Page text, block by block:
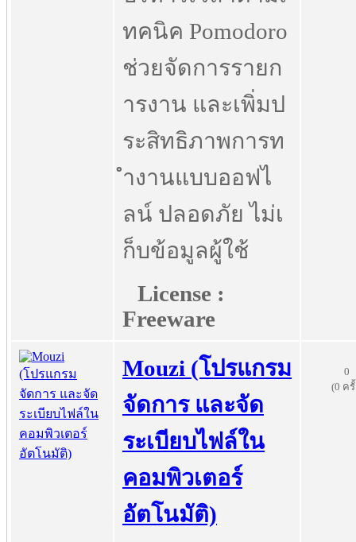
ทคนิค Pomodoro
ช่วยจัดการรายก
ารงาน และเพิ่มป
ระสิทธิภาพการท
ำงานแบบออฟไ
ลน์ ปลอดภัย ไม่เ
ก็บข้อมูลผู้ใช้
License :
Freeware
Mouzi (โปรแกรม
จัดการ และจัด
ระเบียบไฟล์ใน
คอมพิวเตอร์
อัตโนมัติ)
0
(0 ค